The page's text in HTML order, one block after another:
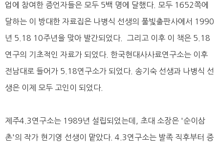
업에 참여한 증언자들은 모두 5백 명에 달했다. 모두 1652쪽에
달하는 이 방대한 자료집은 나병식 선생의 풀빛출판사에서 1990
년 5.18 10주년을 맞아 발간되었다. 그리고 이후 이 책은 5.18
연구의 기초적인 자료가 되었다. 한국현대사사료연구소는 이후
전남대로 들어가 5.18연구소가 되었다. 송기숙 선생과 나병식 선
생은 이제 모두 고인이 되었다.
제주4.3연구소는 1989년 설립되었는데, 초대 소장은 '순이삼
촌'의 작가 현기영 선생이 맡았다. 4.3연구소는 발족 직후부터 증